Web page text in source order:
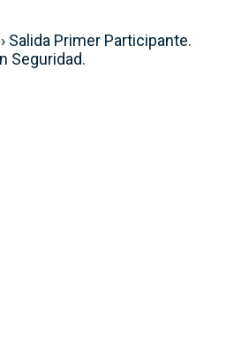
Salida Primer Participante.
Seguridad.